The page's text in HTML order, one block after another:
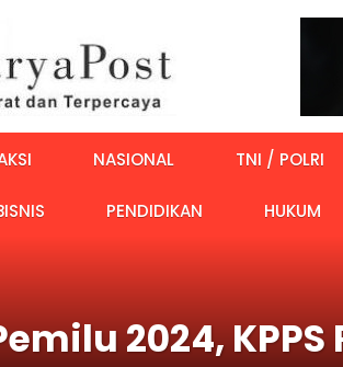
NASIONAL TNI / POLRI
PENDIDIKAN HUKUM
2024,